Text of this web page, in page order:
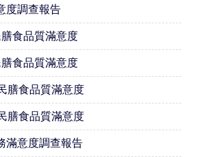
度調查報告
食品質滿意度
食品質滿意度
膳食品質滿意度
膳食品質滿意度
滿意度調查報告